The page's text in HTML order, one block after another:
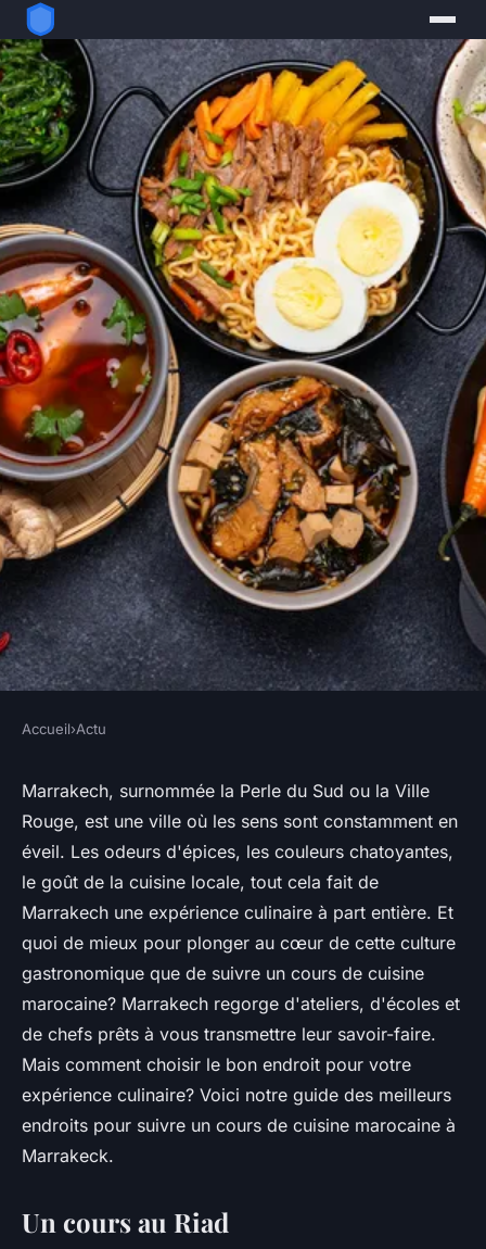
Où suivre des cours de cuisine
marocaine à Marrakech?
Inès•27 juin 2024•6 min de lecture
Accueil›Actu
Marrakech, surnommée la Perle du Sud ou la Ville
Rouge, est une ville où les sens sont constamment en
éveil. Les odeurs d'épices, les couleurs chatoyantes,
le goût de la cuisine locale, tout cela fait de
Marrakech une expérience culinaire à part entière. Et
quoi de mieux pour plonger au cœur de cette culture
gastronomique que de suivre un cours de cuisine
marocaine? Marrakech regorge d'ateliers, d'écoles et
de chefs prêts à vous transmettre leur savoir-faire.
Mais comment choisir le bon endroit pour votre
expérience culinaire? Voici notre guide des meilleurs
endroits pour suivre un cours de cuisine marocaine à
Marrakeck.
Un cours au Riad